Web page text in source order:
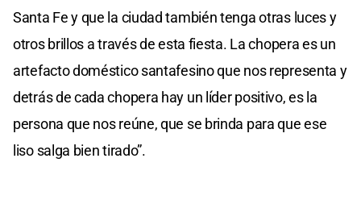
Santa Fe y que la ciudad también tenga otras luces y
otros brillos a través de esta fiesta. La chopera es un
artefacto doméstico santafesino que nos representa y
detrás de cada chopera hay un líder positivo, es la
persona que nos reúne, que se brinda para que ese
liso salga bien tirado”.